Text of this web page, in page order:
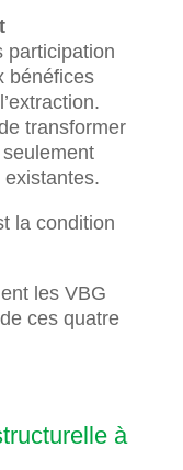
participation
bénéfices
transformer
existantes.
la condition
les VBG
ces quatre
à